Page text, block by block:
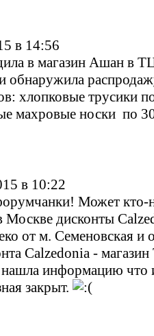
в 14:56
в магазин Ашан в
обнаружила
хлопковые трусики
махровые носки по
в 10:22
Может кто-
Москве дисконты
от м. Семеновская и
Calzedonia -
информацию что
закрыт.